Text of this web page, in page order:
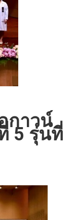
กาวน์
5 รุ่นที่